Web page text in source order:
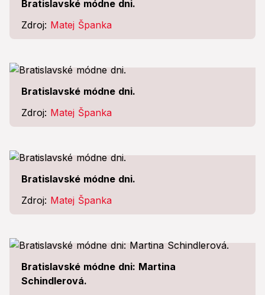
Bratislavské módne dni.
Zdroj: Matej Španka
Bratislavské módne dni.
Zdroj: Matej Španka
Bratislavské módne dni.
Zdroj: Matej Španka
Bratislavské módne dni: Martina
Schindlerová.